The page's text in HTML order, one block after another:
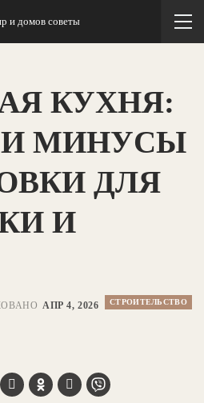
и домов советы
КУХНЯ:
МИНУСЫ
ДЛЯ
И
СТРОИТЕЛЬСТВО
АПР 4, 2026